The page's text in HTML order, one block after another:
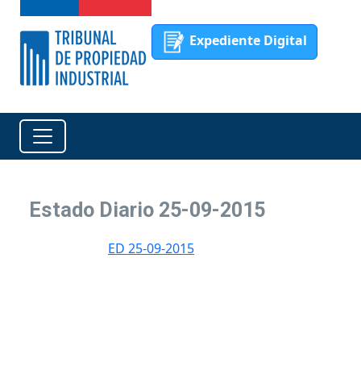
Expediente Digital
Estado Diario 25-09-2015
ED 25-09-2015